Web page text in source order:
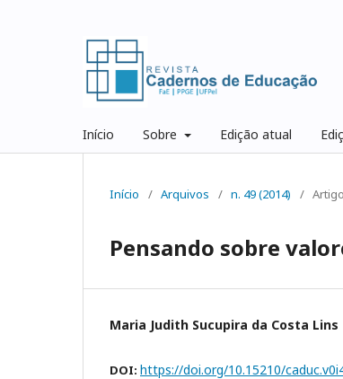
Início Sobre Edição atual
Início / Arquivos / n. 49 (2014) /
Pensando sobre
Maria Judith Sucupira da Costa Lins
DOI: https://doi.org/10.15210/